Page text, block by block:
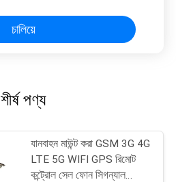
চালিয়ে
শীর্ষ পণ্য
যানবাহন মাউন্ট করা GSM 3G 4G
LTE 5G WIFI GPS রিমোট
কন্ট্রোল সেল ফোন সিগন্যাল